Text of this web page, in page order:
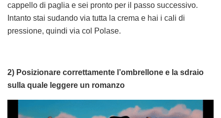
cappello di paglia e sei pronto per il passo successivo.
Intanto stai sudando via tutta la crema e hai i cali di
pressione, quindi via col Polase.
2) Posizionare correttamente l’ombrellone e la sdraio
sulla quale leggere un romanzo